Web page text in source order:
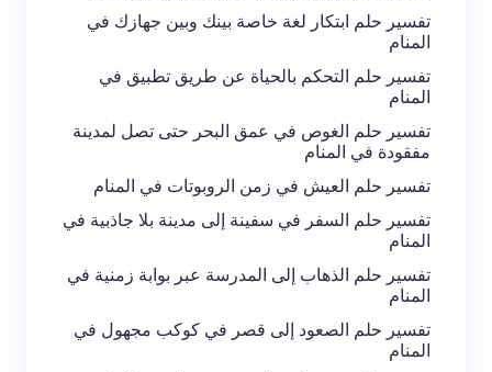
تفسير حلم ابتكار لغة خاصة بينك وبين جهازك في
المنام
تفسير حلم التحكم بالحياة عن طريق تطبيق في
المنام
تفسير حلم الغوص في عمق البحر حتى تصل لمدينة
مفقودة في المنام
تفسير حلم العيش في زمن الروبوتات في المنام
تفسير حلم السفر في سفينة إلى مدينة بلا جاذبية في
المنام
تفسير حلم الذهاب إلى المدرسة عبر بوابة زمنية في
المنام
تفسير حلم الصعود إلى قصر في كوكب مجهول في
المنام